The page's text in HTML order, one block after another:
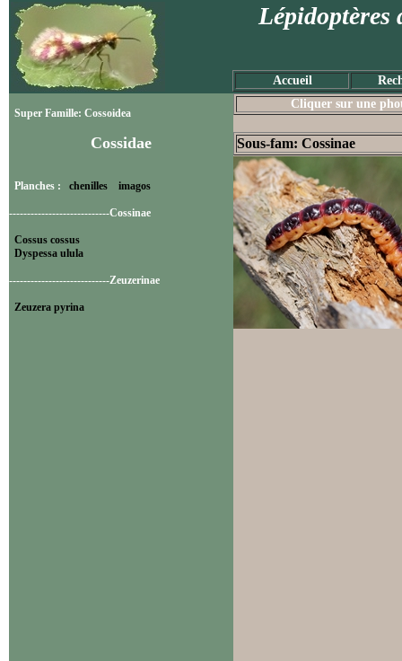
Lépidoptères
Accueil
Super Famille: Cossoidea
Cossidae
Planches : chenilles imagos
----------------------------Cossinae
Cossus cossus
Dyspessa ulula
----------------------------Zeuzerinae
Zeuzera pyrina
Cliquer sur une
Sous-fam: Cossinae